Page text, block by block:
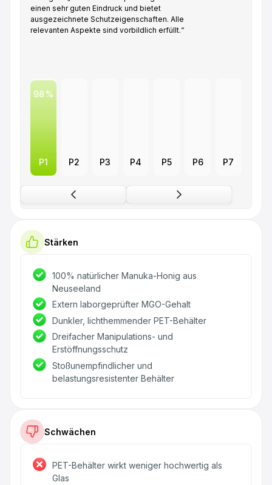
einen sehr guten Eindruck und bietet
ausgezeichnete Schutzeigenschaften. Alle
relevanten Aspekte sind vorbildlich erfüllt.“
98
P1 P2 P3 P4 P5 P6 P7
Stärken
100% natürlicher Manuka-Honig aus
Neuseeland
Extern laborgeprüfter MGO-Gehalt
Dunkler, lichthemmender PET-Behälter
Dreifacher Manipulations- und
Erstöffnungsschutz
Stoßunempfindlicher und
belastungsresistenter Behälter
Schwächen
PET-Behälter wirkt weniger hochwertig als
Glas